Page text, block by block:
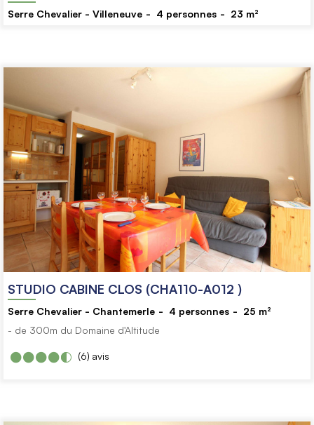
Serre Chevalier - Villeneuve 4 personnes 23 m²
STUDIO CABINE CLOS (CHA110-A012 )
Serre Chevalier - Chantemerle 4 personnes 25 m²
- de 300m du Domaine d'Altitude
avis
(6)